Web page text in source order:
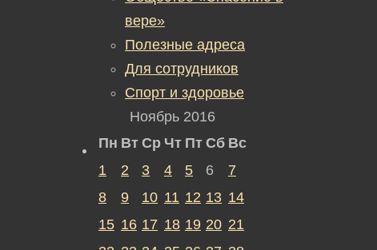
вере»
Полезные адреса
Для сотрудников
Спорт и здоровье
Ноябрь 2016
Пн Вт Ср Чт Пт Сб Вс
1
2 3 4 5 6
7
8
9 10 11 12 13 14
15 16 17 18 19 20 21